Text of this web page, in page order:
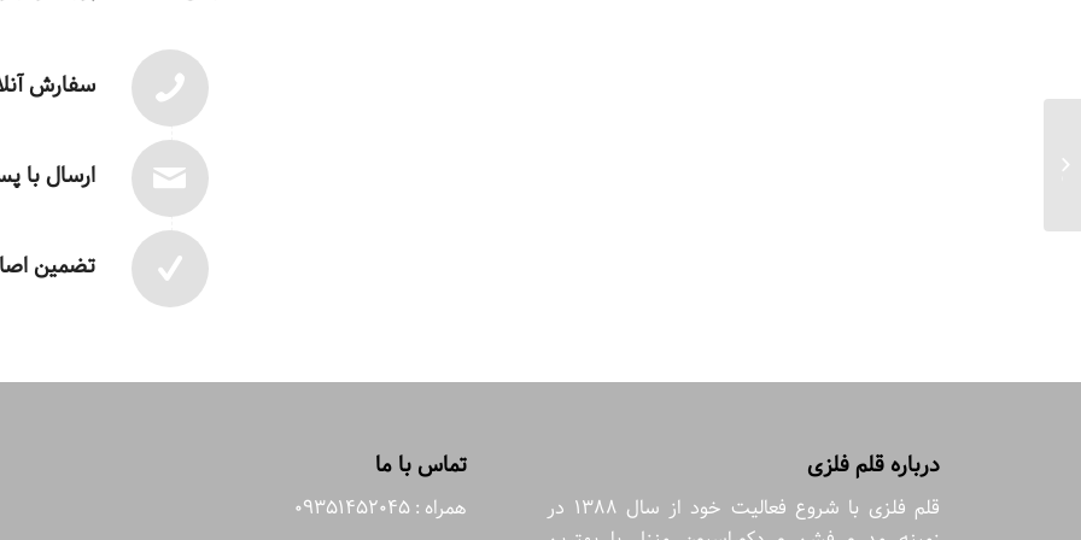
سفارش
ارسال با
تضمین
درباره قلم فلزی
قلم فلزی با شروع فعالیت خود از سال 1388 در
تماس با ما
همراه : 09351452045